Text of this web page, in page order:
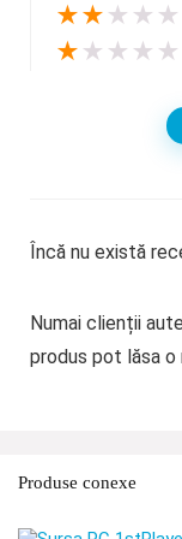
★★ ★ ★ ★
★ ★ ★ ★ ★
Încă nu există
Numai clienții
produs pot lăsa o
Produse conexe